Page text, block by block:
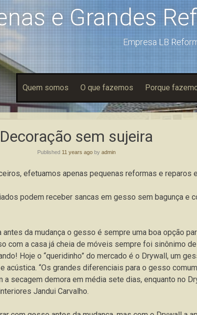
e Grandes
Empresa LB
Quem somos O que fazemos Porque
Decoração sem sujeira
Published 11 years agoby admin
efetuamos apenas pequenas reformas e reparos
podem receber sancas em gesso sem bagunça e
antes da mudança o gesso é sempre uma boa opção
com a casa já cheia de móveis sempre foi sinônimo
Hoje o “queridinho” do mercado é o Drywall, um
acústica. “Os grandes diferenciais para o gesso
a secagem demora em média sete dias, enquanto no
Jandui Carvalho.